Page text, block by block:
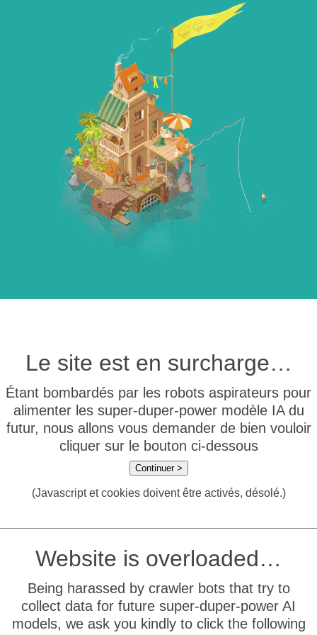
Le site est en surcharge…
Étant bombardés par les robots aspirateurs pour
alimenter les super-duper-power modèle IA du
futur, nous allons vous demander de bien vouloir
cliquer sur le bouton ci-dessous
Continuer >
(Javascript et cookies doivent être activés, désolé.)
Website is overloaded…
Being harassed by crawler bots that try to
collect data for future super-duper-power AI
models, we ask you kindly to click the following